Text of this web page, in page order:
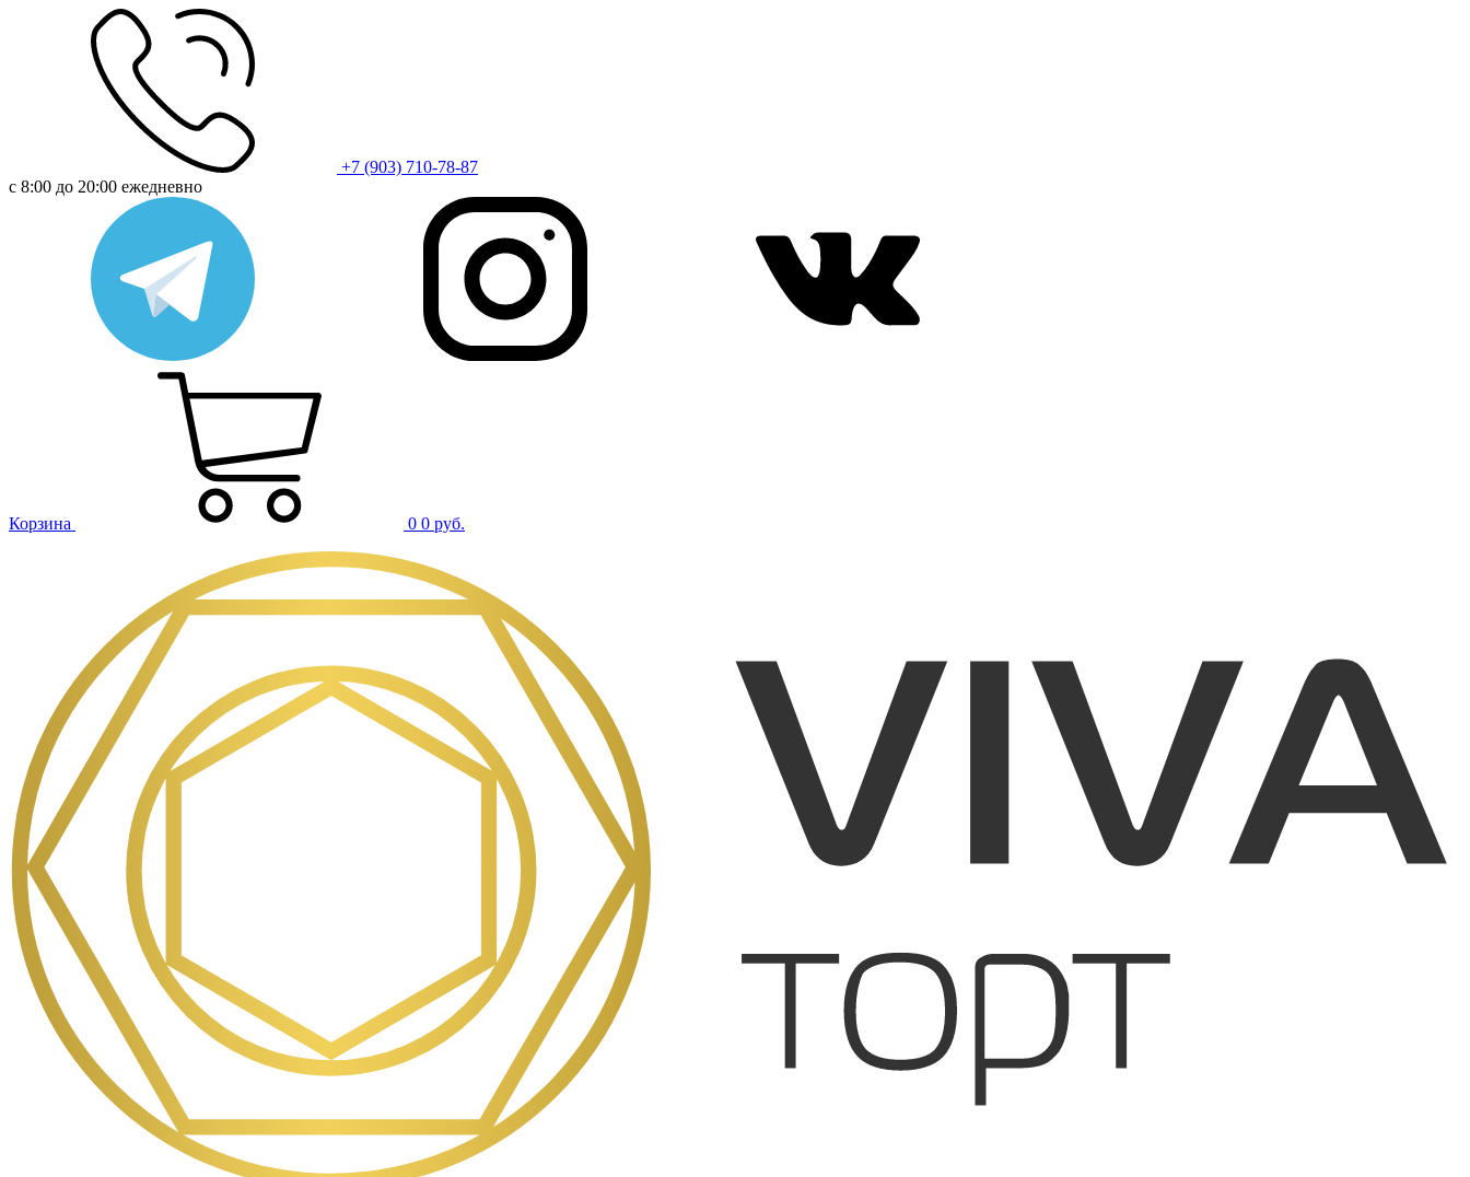
+7 (903) 710-78-87
с 8:00 до 20:00 ежедневно
Корзина 0 0 руб.